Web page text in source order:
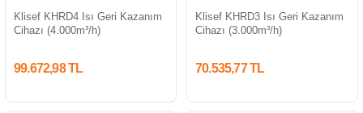
Klisef KHRD4 Isı Geri Kazanım
Cihazı (4.000m³/h)
99.672,98 TL
Klisef KHRD3 Isı Geri Kazanım
Cihazı (3.000m³/h)
70.535,77 TL